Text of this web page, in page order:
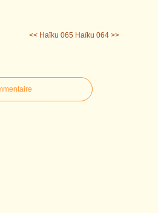
<< Haïku 065 Haïku 064 >>